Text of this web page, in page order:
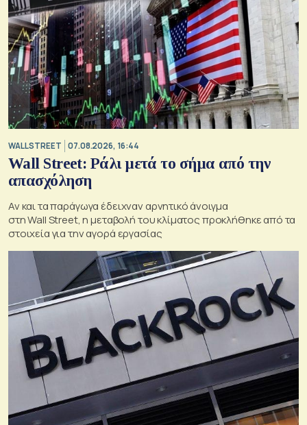
WALL STREET 07.08.2026, 16:44
Wall Street: Ράλι μετά το σήμα από την
απασχόληση
Αν και τα παράγωγα έδειχναν αρνητικό άνοιγμα
στη Wall Street, η μεταβολή του κλίματος προκλήθηκε από τα
στοιχεία για την αγορά εργασίας